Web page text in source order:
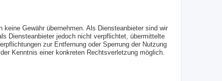
Gewähr übernehmen. Als Diensteanbieter sind wir
Diensteanbieter jedoch nicht verpflichtet, übermittelte
zur Entfernung oder Sperrung der Nutzung
Kenntnis einer konkreten Rechtsverletzung möglich.